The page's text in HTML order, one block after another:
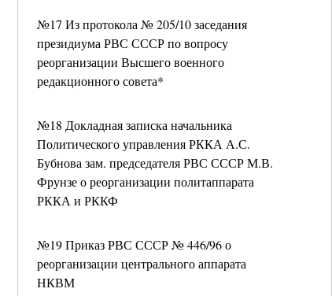
№17 Из протокола № 205/10 заседания
президиума РВС СССР по вопросу
реорганизации Высшего военного
редакционного совета*
№18 Докладная записка начальника
Политического управления РККА А.С.
Бубнова зам. председателя РВС СССР М.В.
Фрунзе о реорганизации политаппарата
РККА и РККФ
№19 Приказ РВС СССР № 446/96 о
реорганизации центрального аппарата
НКВМ